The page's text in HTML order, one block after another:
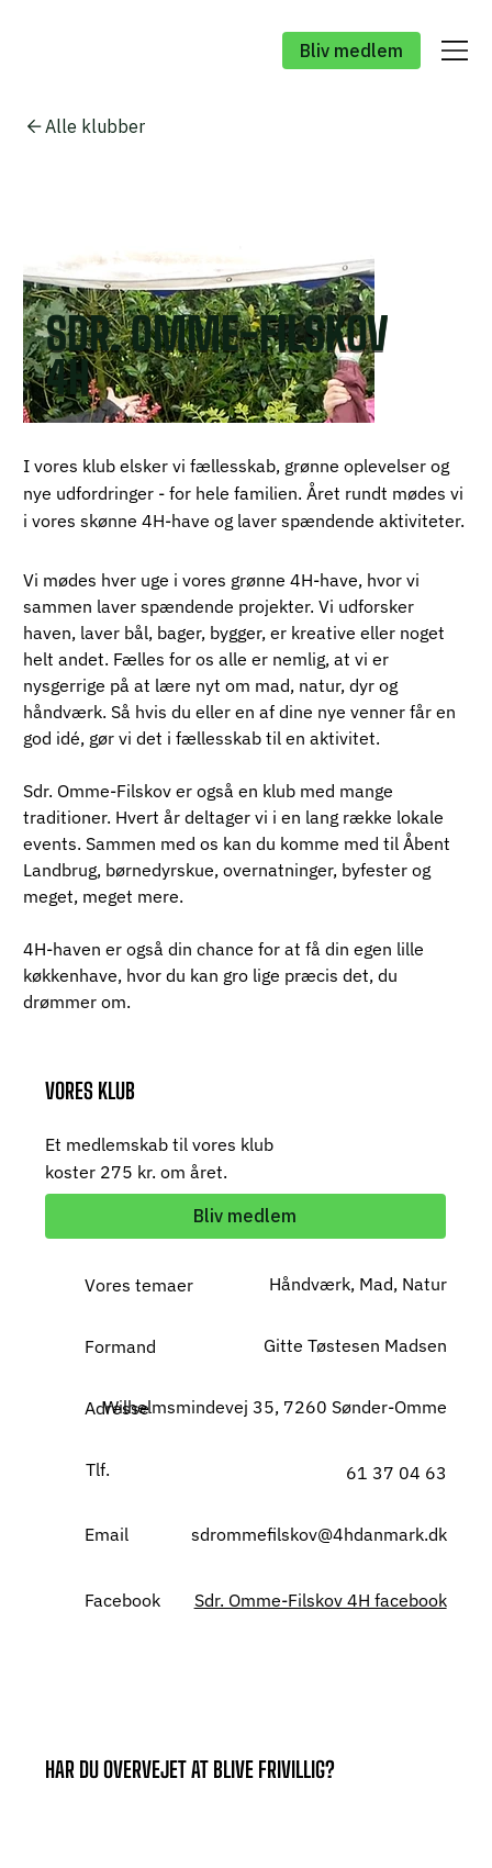
Bliv medlem
Alle klubber
SDR. OMME-FILSKOV
4H
I vores klub elsker vi fællesskab, grønne oplevelser og
nye udfordringer - for hele familien. Året rundt mødes vi
i vores skønne 4H-have og laver spændende aktiviteter.
Vi mødes hver uge i vores grønne 4H-have, hvor vi
sammen laver spændende projekter. Vi udforsker
haven, laver bål, bager, bygger, er kreative eller noget
helt andet. Fælles for os alle er nemlig, at vi er
nysgerrige på at lære nyt om mad, natur, dyr og
håndværk. Så hvis du eller en af dine nye venner får en
god idé, gør vi det i fællesskab til en aktivitet.
Sdr. Omme-Filskov er også en klub med mange
traditioner. Hvert år deltager vi i en lang række lokale
events. Sammen med os kan du komme med til Åbent
Landbrug, børnedyrskue, overnatninger, byfester og
meget, meget mere.
4H-haven er også din chance for at få din egen lille
køkkenhave, hvor du kan gro lige præcis det, du
drømmer om.
VORES KLUB
Et medlemskab til vores klub
koster 275 kr. om året.
Bliv medlem
Vores temaer Håndværk, Mad, Natur
Adresse
Wilhelmsmindevej 35, 7260 Sønder-Omme
Formand Gitte Tøstesen Madsen
Tlf. 61 37 04 63
Email sdrommefilskov@4hdanmark.dk
Facebook Sdr. Omme-Filskov 4H facebook
HAR DU OVERVEJET AT BLIVE FRIVILLIG?